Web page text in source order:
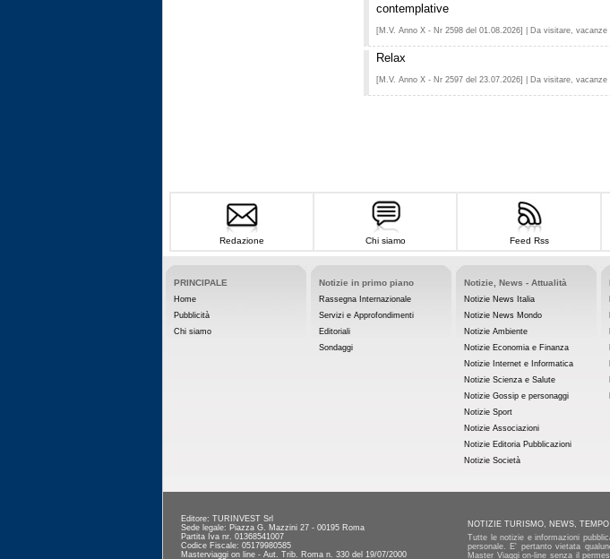
contemplative
[M.V. Anno X - Nr 2598 del 01.08.2026] | Da visitare, vacanze
Relax
[M.V. Anno X - Nr 2597 del 23.07.2026] | Da visitare, vacanze
Redazione Chi siamo Feed Rss
PRINCIPALE
Home
Pubblicità
Chi siamo
Notizie in primo piano
Rassegna Internazionale
Servizi e Approfondimenti
Editoriali
Sondaggi
Notizie, News - Attualità
Notizie News Italia
Notizie News Mondo
Notizie Ambiente
Notizie Economia e Finanza
Notizie Internet e Informatica
Notizie Scienza e Salute
Notizie Gossip e personaggi
Notizie Sport
Notizie Associazioni
Notizie Editoria Pubblicazioni
Notizie Società
Editore: TURINVEST Srl
Sede legale: Piazza G. Mazzini 27 - 00195 Roma
Partita Iva nr. 01368541007
Codice Fiscale: 05179980585
Masterviaggi on line - Aut. Trib. Roma n. 330 del 19/07/2000
NOTIZIE TURISMO, NEWS,
Tutte le notizie e informazioni
personale. E' pertanto vietata
Master Viaggi on-line senza il